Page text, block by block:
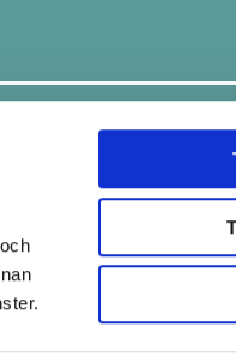
Håll dig uppdaterad.Ta